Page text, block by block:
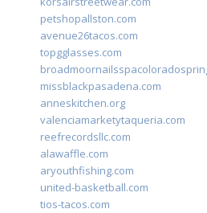
petshopallston.com
avenue26tacos.com
topgglasses.com
missblackpasadena.com
anneskitchen.org
valenciamarketytaqueria.com
reefrecordsllc.com
alawaffle.com
aryouthfishing.com
united-basketball.com
tios-tacos.com